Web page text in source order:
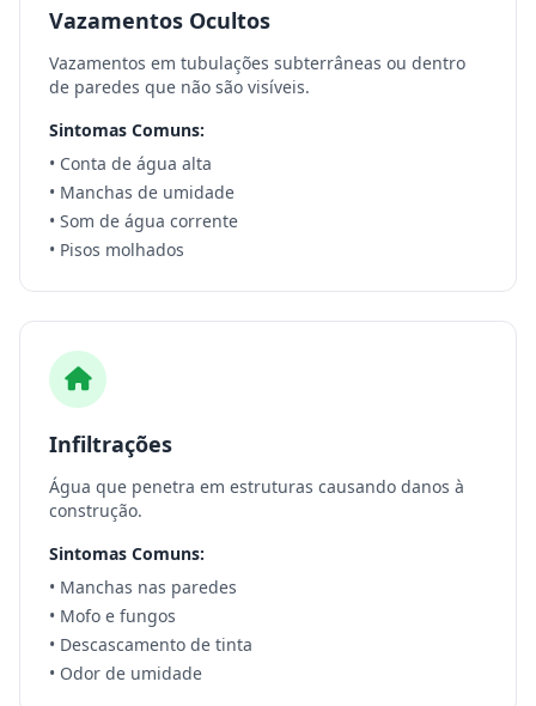
Vazamentos Ocultos
Vazamentos em tubulações subterrâneas ou dentro
de paredes que não são visíveis.
Sintomas Comuns:
• Conta de água alta
• Manchas de umidade
• Som de água corrente
• Pisos molhados
Infiltrações
Água que penetra em estruturas causando danos à
construção.
Sintomas Comuns:
• Manchas nas paredes
• Mofo e fungos
• Descascamento de tinta
• Odor de umidade